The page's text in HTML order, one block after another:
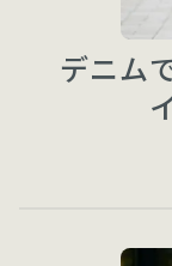
デニム